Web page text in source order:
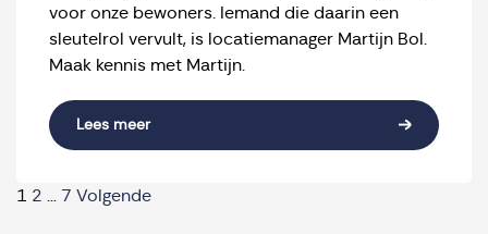
voor onze bewoners. Iemand die daarin een
sleutelrol vervult, is locatiemanager Martijn Bol.
Maak kennis met Martijn.
Lees meer
Berichten paginering
1 2 7 Volgende